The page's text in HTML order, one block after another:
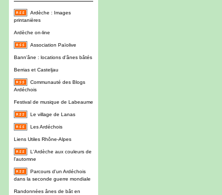
Ardèche : Images
printanières
Ardèche on-line
Association Païolive
Bann'âne : locations d'ânes bâtés
Berrias et Casteljau
Communauté des Blogs
Ardéchois
Festival de musique de Labeaume
Le village de Lanas
Les Ardéchois
Liens Utiles Rhône-Alpes
L'Ardèche aux couleurs de
l'automne
Parcours d'un Ardéchois
dans la seconde guerre mondiale
Randonnées ânes de bât en